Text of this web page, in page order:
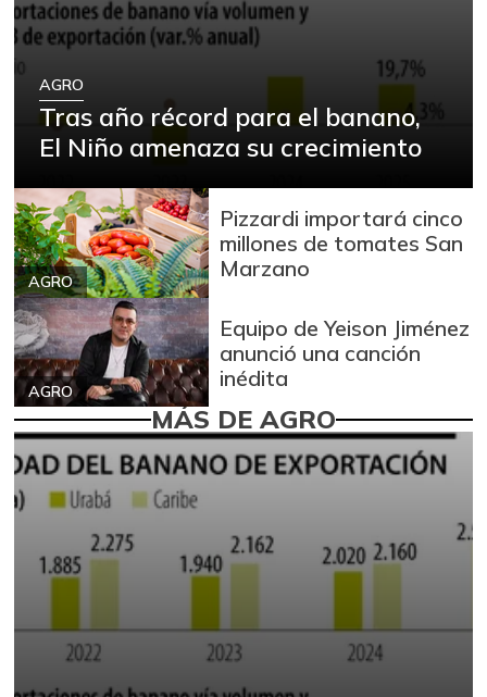
AGRO
Tras año récord para el banano,
El Niño amenaza su crecimiento
AGRO
Pizzardi importará cinco
millones de tomates San
Marzano
AGRO
Equipo de Yeison Jiménez
anunció una canción
inédita
MÁS DE AGRO